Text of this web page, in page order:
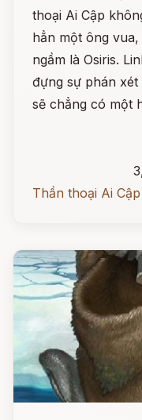
thoại Ai Cập
hẳn một ông
ngầm là Osiris.
đựng sự phán
sẽ chẳng có một
Thần thoại Ai Cập